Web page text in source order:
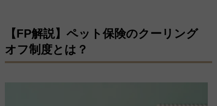
【FP解説】ペット保険のクーリング
オフ制度とは？